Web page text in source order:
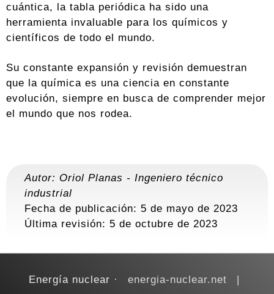
cuántica, la tabla periódica ha sido una
herramienta invaluable para los químicos y
científicos de todo el mundo.
Su constante expansión y revisión demuestran
que la química es una ciencia en constante
evolución, siempre en busca de comprender mejor
el mundo que nos rodea.
Autor: Oriol Planas - Ingeniero técnico
industrial
Fecha de publicación: 5 de mayo de 2023
Última revisión: 5 de octubre de 2023
Energía nuclear
energia-nuclear.net